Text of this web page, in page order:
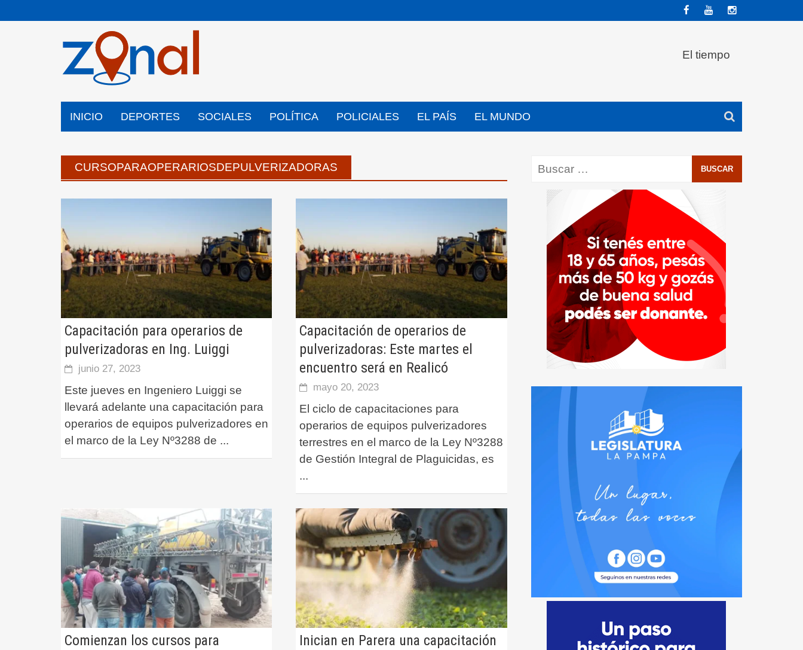
al
El tiempo
INICIO DEPORTES SOCIALES POLÍTICA POLICIALES EL PAÍS EL MUNDO
CURSOPARAOPERARIOSDEPULVERIZADORAS
Capacitación para operarios de
pulverizadoras en Ing. Luiggi
junio 27, 2023
Este jueves en Ingeniero Luiggi se
llevará adelante una capacitación para
operarios de equipos pulverizadores en
el marco de la Ley Nº3288 de ...
Capacitación de operarios de
pulverizadoras: Este martes el
encuentro será en Realicó
mayo 20, 2023
El ciclo de capacitaciones para
operarios de equipos pulverizadores
terrestres en el marco de la Ley Nº3288
de Gestión Integral de Plaguicidas, es
...
Comienzan los cursos para
Inician en Parera una capacitación
Buscar: